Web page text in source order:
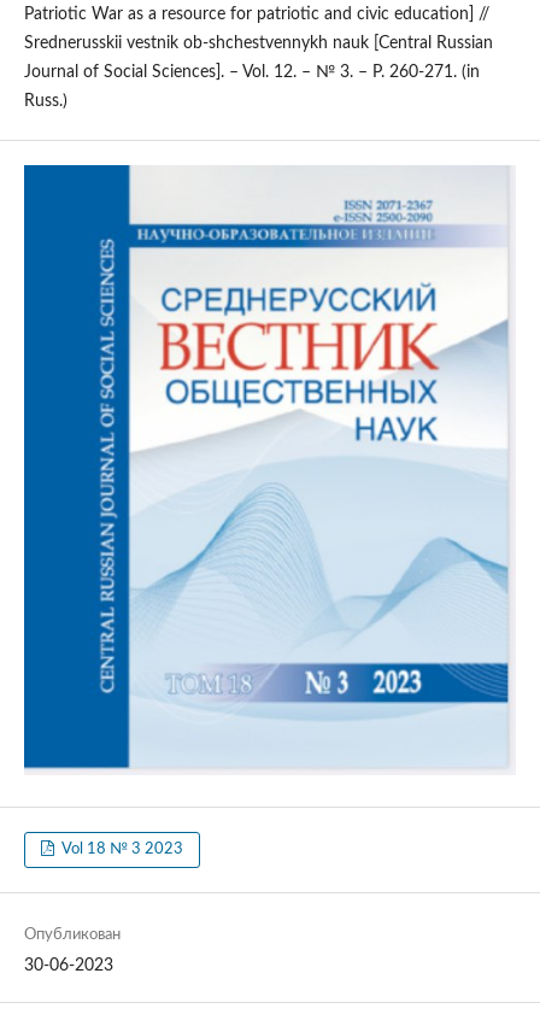
Patriotic War as a resource for patriotic and civic education] //
Srednerusskii vestnik ob-shchestvennykh nauk [Central Russian
Journal of Social Sciences]. – Vol. 12. – № 3. – P. 260-271. (in
Russ.)
Vol 18 № 3 2023
Опубликован
30-06-2023